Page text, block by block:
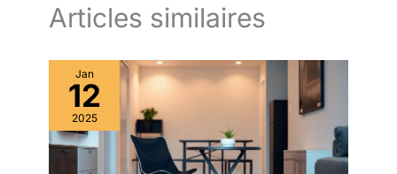
Articles similaires
Jan
12
2025